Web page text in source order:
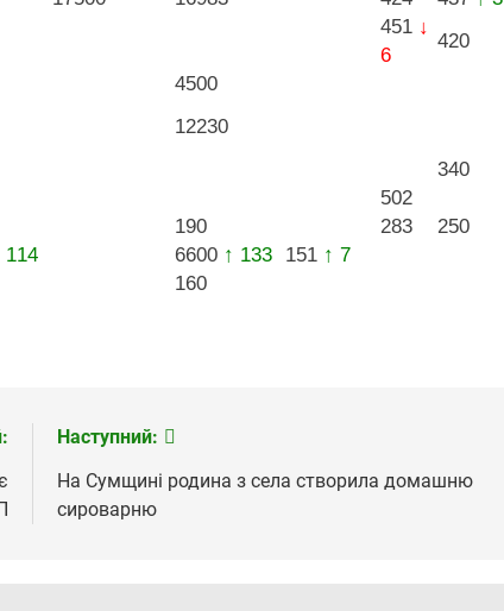
451 ↓
6
420
4500
12230
340
502
190 283
250
114 6600 ↑ 133 151 ↑ 7
160
Наступний:
На Сумщині родина з села створила домашню
сироварню